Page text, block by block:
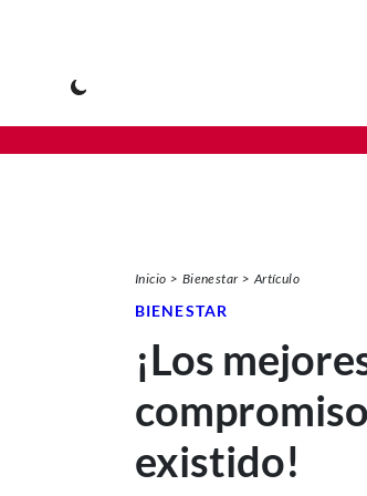
Inicio Bienestar Artículo
BIENESTAR
¡Los
existido!